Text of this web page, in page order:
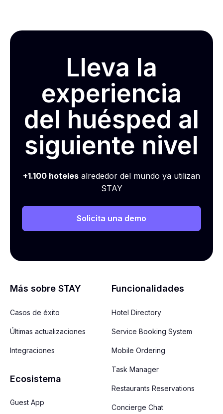
Lleva la
experiencia
del huésped al
siguiente nivel
+1.100 hoteles alrededor del mundo ya utilizan
STAY
Solicita una demo
Más sobre STAY
Casos de éxito
Últimas actualizaciones
Integraciones
Ecosistema
Guest App
Funcionalidades
Hotel Directory
Service Booking System
Mobile Ordering
Task Manager
Restaurants Reservations
Concierge Chat